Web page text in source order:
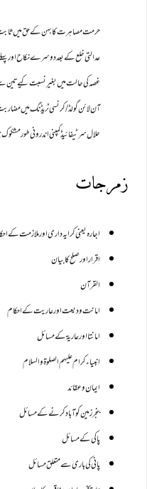
حرمت مصاہرت کا بہن کے حق میں
عدالتی خلع کے بعد دوسرے نکاح اور
غصہ کی حالت میں بغیر نسبت کیے تین
آن لائن گولڈ /کرنسی ٹریڈنگ میں
حلال سرٹیفائیڈ کمپنی اندرونی طور
زمرجات
اجارہ یعنی کرایہ داری اور ملازمت کے
اقرار اور صلح کا بیان
القرآن
امانت ودیعت اورعاریت کے احکام
امانتا اور عاریة کے مسائل
انبیاء کرام علیہم الصلوۃ والسلام
ایمان وعقائد
بنجر زمین کو آباد کرنے کے مسائل
پاکی کے مسائل
پانی کی باری سے متعلق مسائل